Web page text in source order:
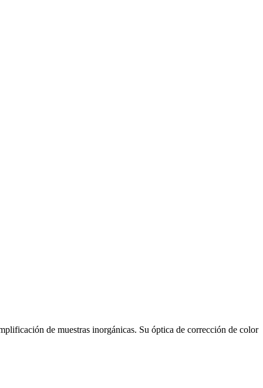
de muestras inorgánicas. Su óptica de corrección de color